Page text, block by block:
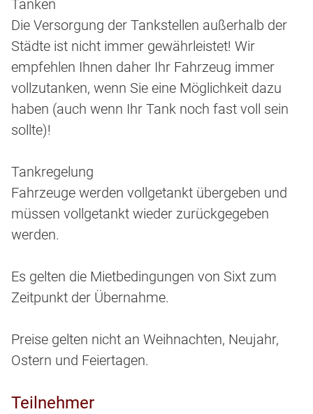
Tanken
Die Versorgung der Tankstellen außerhalb der
Städte ist nicht immer gewährleistet! Wir
empfehlen Ihnen daher Ihr Fahrzeug immer
vollzutanken, wenn Sie eine Möglichkeit dazu
haben (auch wenn Ihr Tank noch fast voll sein
sollte)!
Tankregelung
Fahrzeuge werden vollgetankt übergeben und
müssen vollgetankt wieder zurückgegeben
werden.
Es gelten die Mietbedingungen von Sixt zum
Zeitpunkt der Übernahme.
Preise gelten nicht an Weihnachten, Neujahr,
Ostern und Feiertagen.
Teilnehmer